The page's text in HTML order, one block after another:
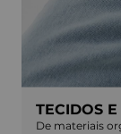
TECIDOS
De materiais